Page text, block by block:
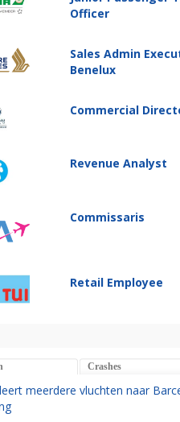
Officer
Sales Admin
Benelux
Commercial
Revenue Analyst
Commissaris
Retail Employee
Crashes
meerdere vluchten naar